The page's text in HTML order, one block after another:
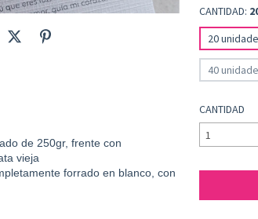
de 250gr, frente con
vieja
forrado en blanco, con
CANTIDAD:
20
40
CANTIDAD